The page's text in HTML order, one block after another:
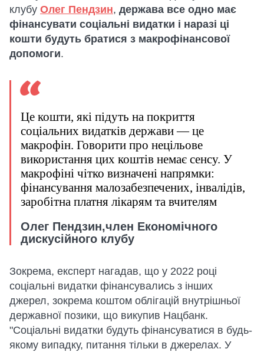
клубу Олег Пендзин, держава все одно має
фінансувати соціальні видатки і наразі ці
кошти будуть братися з макрофінансової
допомоги.
Це кошти, які підуть на покриття
соціальних видатків держави — це
макрофін. Говорити про нецільове
використання цих коштів немає сенсу. У
макрофіні чітко визначені напрямки:
фінансування малозабезпечених, інвалідів,
заробітна платня лікарям та вчителям
Олег Пендзин,член Економічного
дискусійного клубу
Зокрема, експерт нагадав, що у 2022 році
соціальні видатки фінансувались з інших
джерел, зокрема коштом облігацій внутрішньої
державної позики, що викупив Нацбанк.
"Соціальні видатки будуть фінансуватися в будь-
якому випадку, питання тільки в джерелах. У